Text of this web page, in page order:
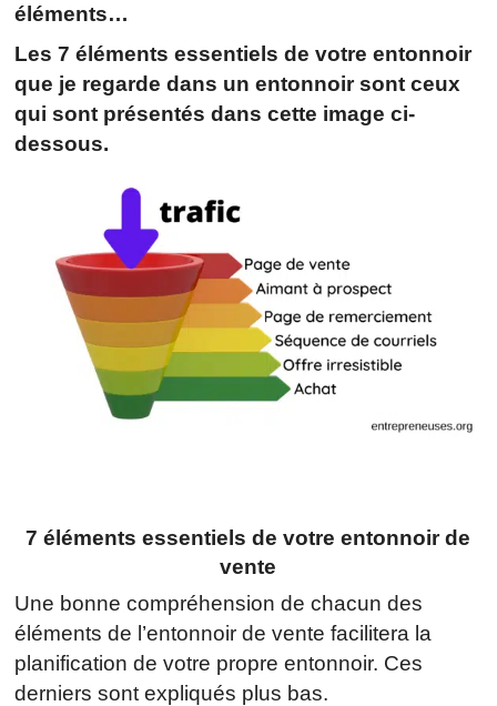
éléments…
Les7 éléments essentiels de votre entonnoir
que je regarde dans un entonnoir sont ceux
qui sont présentés dans cette image ci-
dessous.
7 éléments essentiels de votre entonnoir de
vente
Une bonne compréhension de chacun des
éléments de l’entonnoir de vente facilitera la
planification de votre propre entonnoir. Ces
derniers sont expliqués plus bas.